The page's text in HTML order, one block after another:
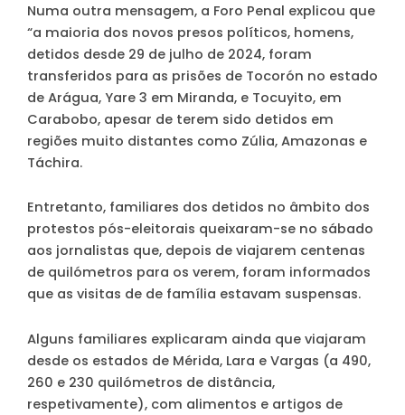
Numa outra mensagem, a Foro Penal explicou que
“a maioria dos novos presos políticos, homens,
detidos desde 29 de julho de 2024, foram
transferidos para as prisões de Tocorón no estado
de Arágua, Yare 3 em Miranda, e Tocuyito, em
Carabobo, apesar de terem sido detidos em
regiões muito distantes como Zúlia, Amazonas e
Táchira.
Entretanto, familiares dos detidos no âmbito dos
protestos pós-eleitorais queixaram-se no sábado
aos jornalistas que, depois de viajarem centenas
de quilómetros para os verem, foram informados
que as visitas de de família estavam suspensas.
Alguns familiares explicaram ainda que viajaram
desde os estados de Mérida, Lara e Vargas (a 490,
260 e 230 quilómetros de distância,
respetivamente), com alimentos e artigos de